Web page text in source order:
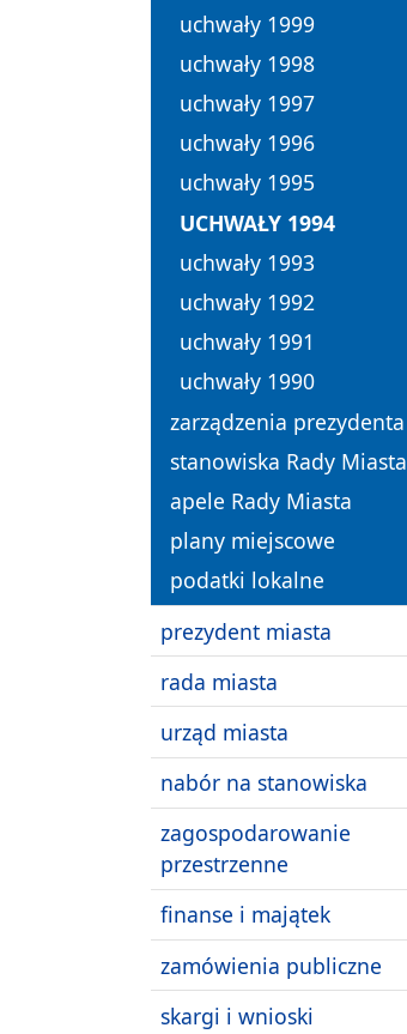
uchwały 1999
uchwały 1998
uchwały 1997
uchwały 1996
uchwały 1995
UCHWAŁY 1994
uchwały 1993
uchwały 1992
uchwały 1991
uchwały 1990
zarządzenia prezydenta
stanowiska Rady Miasta
apele Rady Miasta
plany miejscowe
podatki lokalne
prezydent miasta
rada miasta
urząd miasta
nabór na stanowiska
zagospodarowanie
przestrzenne
finanse i majątek
zamówienia publiczne
skargi i wnioski